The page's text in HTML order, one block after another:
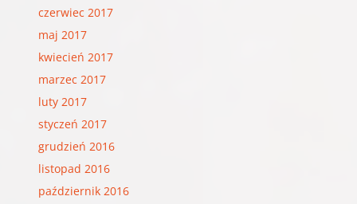
czerwiec 2017
maj 2017
kwiecień 2017
marzec 2017
luty 2017
styczeń 2017
grudzień 2016
listopad 2016
październik 2016